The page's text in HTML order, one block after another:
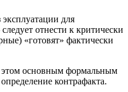
для
отнести к критически
«готовят» фактически
этом основным формальным
контрафакта.